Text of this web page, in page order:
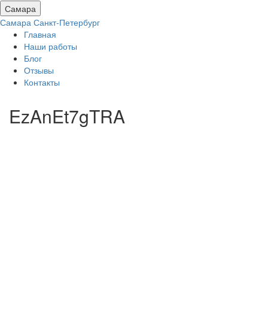
Самара
Самара Санкт-Петербург
Главная
Наши работы
Блог
Отзывы
Контакты
EzAnEt7gTRA